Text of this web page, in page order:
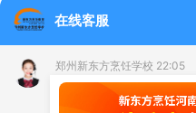
蛋糕烘焙 甜品甜点
在线客服
郑州新东方烹饪学校 22:05